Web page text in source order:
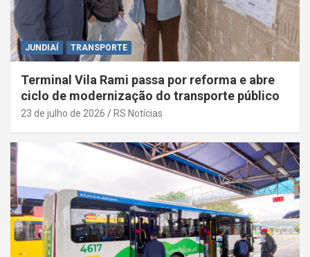
JUNDIAÍ TRANSPORTE
Terminal Vila Rami passa por reforma e abre
ciclo de modernização do transporte público
23 de julho de 2026 RS Notícias